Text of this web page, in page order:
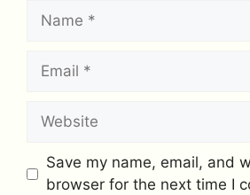
Name
Email
Website
Save my name, email, and
browser for the next time I